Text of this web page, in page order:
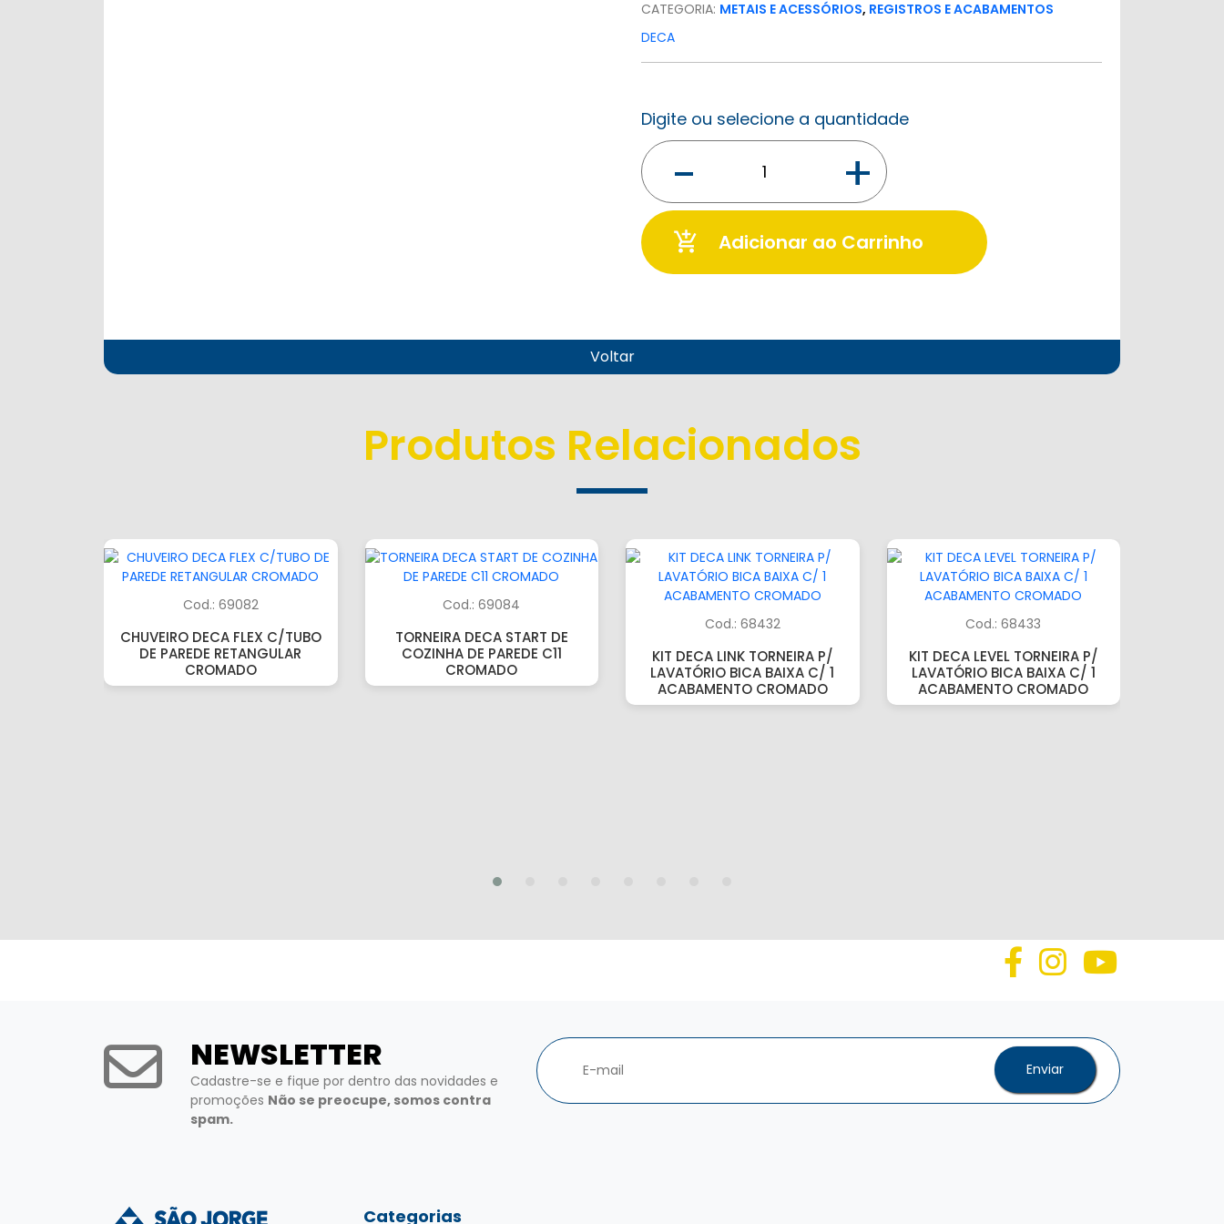
CATEGORIA: METAIS E ACESSÓRIOS, REGISTROS E ACABAMENTOS
DECA
Digite ou selecione a quantidade
- +
add_shopping_cart Adicionar ao Carrinho
Voltar
Produtos Relacionados
Cod.: 69082
CHUVEIRO DECA FLEX C/TUBO
DE PAREDE RETANGULAR
CROMADO
Cod.: 69084
TORNEIRA DECA START DE
COZINHA DE PAREDE C11
CROMADO
Cod.: 68432
KIT DECA LINK TORNEIRA P/
LAVATÓRIO BICA BAIXA C/ 1
ACABAMENTO CROMADO
Cod.: 68433
KIT DECA LEVEL TORNEIRA P/
LAVATÓRIO BICA BAIXA C/ 1
ACABAMENTO CROMADO
NEWSLETTER
Cadastre-se e fique por dentro das novidades e
promoções Não se preocupe, somos contra
spam.
Enviar
Categorias